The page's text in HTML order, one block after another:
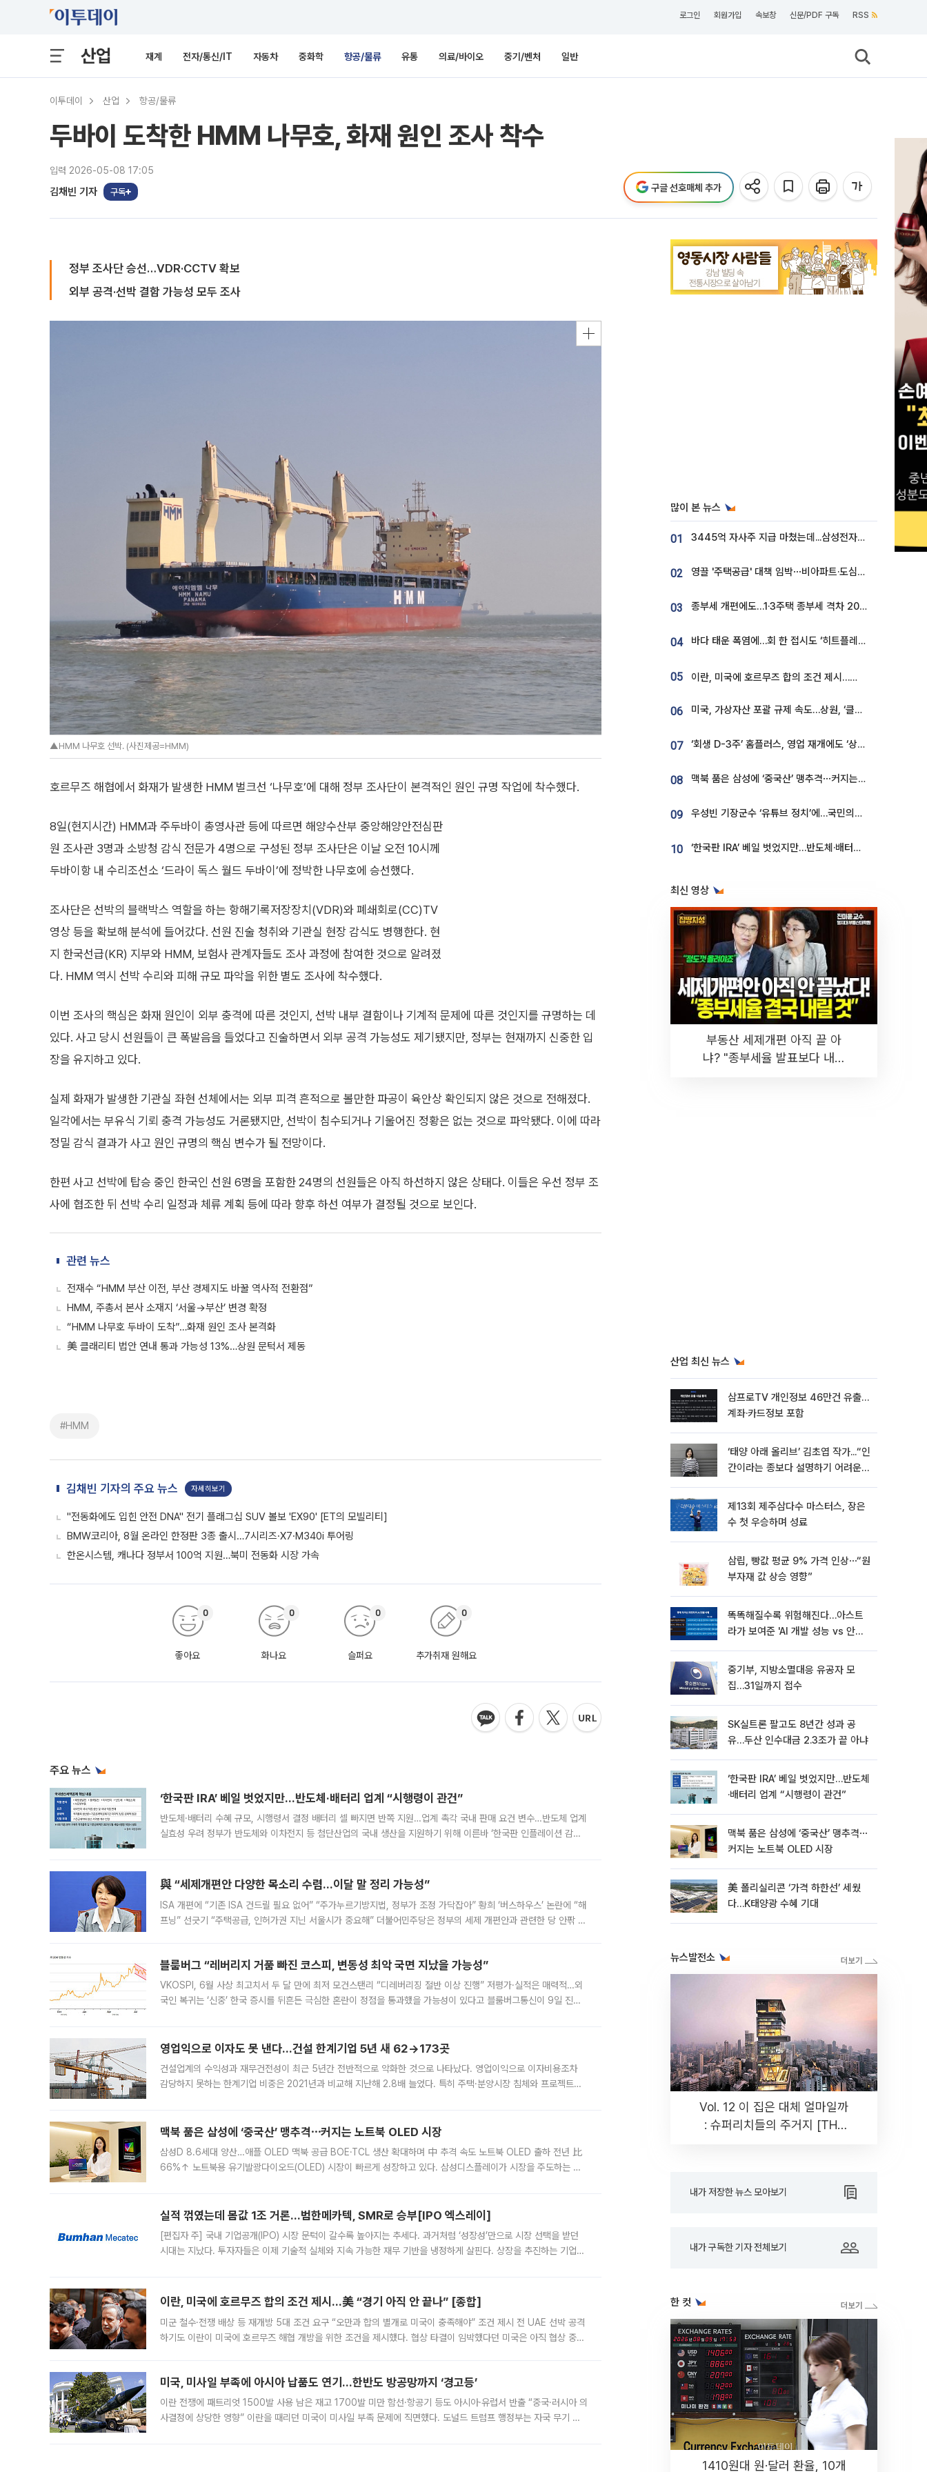
로그인 회원가입 속보창 신문/PDF 구독 RSS
산업 재계 전자/통신/IT 자동차 중화학 항공/물류 유통 의료/바이오 중기/벤처 일반
이투데이 산업 항공/물류
두바이 도착한 HMM 나무호, 화재 원인 조사 착수
입력 2026-05-08 17:05
김채빈 기자 구독 구글 선호매체 추가
정부 조사단 승선…VDR·CCTV 확보
외부 공격·선박 결함 가능성 모두 조사
▲HMM 나무호 선박. (사진제공=HMM)
호르무즈 해협에서 화재가 발생한 HMM 벌크선 ‘나무호’에 대해 정부 조사단이 본격적인 원인 규명 작업에 착수했다.
8일(현지시간) HMM과 주두바이 총영사관 등에 따르면 해양수산부 중앙해양안전심판
원 조사관 3명과 소방청 감식 전문가 4명으로 구성된 정부 조사단은 이날 오전 10시께
두바이항 내 수리조선소 ‘드라이 독스 월드 두바이’에 정박한 나무호에 승선했다.
조사단은 선박의 블랙박스 역할을 하는 항해기록저장장치(VDR)와 폐쇄회로(CC)TV
영상 등을 확보해 분석에 들어갔다. 선원 진술 청취와 기관실 현장 감식도 병행한다. 현
지 한국선급(KR) 지부와 HMM, 보험사 관계자들도 조사 과정에 참여한 것으로 알려졌
다. HMM 역시 선박 수리와 피해 규모 파악을 위한 별도 조사에 착수했다.
이번 조사의 핵심은 화재 원인이 외부 충격에 따른 것인지, 선박 내부 결함이나 기계적 문제에 따른 것인지를 규명하는 데
있다. 사고 당시 선원들이 큰 폭발음을 들었다고 진술하면서 외부 공격 가능성도 제기됐지만, 정부는 현재까지 신중한 입
장을 유지하고 있다.
실제 화재가 발생한 기관실 좌현 선체에서는 외부 피격 흔적으로 볼만한 파공이 육안상 확인되지 않은 것으로 전해졌다.
일각에서는 부유식 기뢰 충격 가능성도 거론됐지만, 선박이 침수되거나 기울어진 정황은 없는 것으로 파악됐다. 이에 따라
정밀 감식 결과가 사고 원인 규명의 핵심 변수가 될 전망이다.
한편 사고 선박에 탑승 중인 한국인 선원 6명을 포함한 24명의 선원들은 아직 하선하지 않은 상태다. 이들은 우선 정부 조
사에 협조한 뒤 선박 수리 일정과 체류 계획 등에 따라 향후 하선 여부가 결정될 것으로 보인다.
관련 뉴스
전재수 “HMM 부산 이전, 부산 경제지도 바꿀 역사적 전환점”
HMM, 주총서 본사 소재지 ‘서울→부산’ 변경 확정
“HMM 나무호 두바이 도착”…화재 원인 조사 본격화
美 클래리티 법안 연내 통과 가능성 13%…상원 문턱서 제동
#HMM
김채빈 기자의 주요 뉴스 자세히보기
"전동화에도 입힌 안전 DNA" 전기 플래그십 SUV 볼보 'EX90' [ET의 모빌리티]
BMW코리아, 8월 온라인 한정판 3종 출시…7시리즈·X7·M340i 투어링
한온시스템, 캐나다 정부서 100억 지원…북미 전동화 시장 가속
좋아요
0
화나요
0
슬퍼요
0
추가취재 원해요
0
주요 뉴스
‘한국판 IRA’ 베일 벗었지만…반도체·배터리 업계 “시행령이 관건”
반도체·배터리 수혜 규모, 시행령서 결정 배터리 셀 빠지면 반쪽 지원…업계 촉각 국내 판매 요건 변수…반도체 업계
실효성 우려 정부가 반도체와 이차전지 등 첨단산업의 국내 생산을 지원하기 위해 이른바 ‘한국판 인플레이션 감축
與 “세제개편안 다양한 목소리 수렴…이달 말 정리 가능성”
ISA 개편에 “기존 ISA 건드릴 필요 없어” “주가누르기방지법, 정부가 조정 가닥잡아” 황희 ‘버스하우스’ 논란에 “해
프닝” 선긋기 “주택공급, 인허가권 지닌 서울시가 중요해” 더불어민주당은 정부의 세제 개편안과 관련한 당 안팎 의
블룸버그 “레버리지 거품 빠진 코스피, 변동성 최악 국면 지났을 가능성”
VKOSPI, 6월 사상 최고치서 두 달 만에 최저 모건스탠리 “디레버리징 절반 이상 진행” 저평가·실적은 매력적…외
국인 복귀는 ‘신중’ 한국 증시를 뒤흔든 극심한 혼란이 정점을 통과했을 가능성이 있다고 블룸버그통신이 9일 진단
영업익으로 이자도 못 낸다…건설 한계기업 5년 새 62→173곳
건설업계의 수익성과 재무건전성이 최근 5년간 전반적으로 악화한 것으로 나타났다. 영업이익으로 이자비용조차
감당하지 못하는 한계기업 비중은 2021년과 비교해 지난해 2.8배 늘었다. 특히 주택·분양시장 침체와 프로젝트파
맥북 품은 삼성에 ‘중국산’ 맹추격⋯커지는 노트북 OLED 시장
삼성D 8.6세대 양산…애플 OLED 맥북 공급 BOE·TCL 생산 확대하며 中 추격 속도 노트북 OLED 출하 전년 比
66%↑ 노트북용 유기발광다이오드(OLED) 시장이 빠르게 성장하고 있다. 삼성디스플레이가 시장을 주도하는 가
실적 꺾였는데 몸값 1조 거론…범한메카텍, SMR로 승부[IPO 엑스레이]
[편집자 주] 국내 기업공개(IPO) 시장 문턱이 갈수록 높아지는 추세다. 과거처럼 ‘성장성’만으로 시장 선택을 받던
시대는 지났다. 투자자들은 이제 기술적 실체와 지속 가능한 재무 기반을 냉정하게 살핀다. 상장을 추진하는 기업들
이란, 미국에 호르무즈 합의 조건 제시…美 “경기 아직 안 끝나” [종합]
미군 철수·전쟁 배상 등 재개방 5대 조건 요구 “오만과 합의 별개로 미국이 충족해야” 조건 제시 전 UAE 선박 공격
하기도 이란이 미국에 호르무즈 해협 개방을 위한 조건을 제시했다. 협상 타결이 임박했다던 미국은 아직 협상 중이
미국, 미사일 부족에 아시아 납품도 연기…한반도 방공망까지 ‘경고등’
이란 전쟁에 패트리엇 1500발 사용 남은 재고 1700발 미만 함선·항공기 등도 아시아·유럽서 반출 “중국·러시아 의
사결정에 상당한 영향” 이란을 때리던 미국이 미사일 부족 문제에 직면했다. 도널드 트럼프 행정부는 자국 무기 공
많이 본 뉴스
01 3445억 자사주 지급 마쳤는데...삼성전자 DX노조, 뒤늦은 '떼쓰기 집회'
02 영끌 '주택공급' 대책 임박⋯비아파트·도심복합까지 총동원
03 종부세 개편에도…1·3주택 종부세 격차 2028년부터 확대
04 바다 태운 폭염에…회 한 접시도 ‘히트플레이션’
05 이란, 미국에 호르무즈 합의 조건 제시…美 “경기 아직 안 끝나” [종합]
06 미국, 가상자산 포괄 규제 속도…상원, ‘클래리티법’ 9월 절차투표 추진
07 ‘회생 D-3주’ 홈플러스, 영업 재개에도 ‘상품 공급망’ 복구가 생존 관건
08 맥북 품은 삼성에 ‘중국산’ 맹추격⋯커지는 노트북 OLED 시장
09 우성빈 기장군수 ‘유튜브 정치’에…국민의힘 군의원들 집단 반발
10 ‘한국판 IRA’ 베일 벗었지만…반도체·배터리 업계 “시행령이 관건”
최신 영상
부동산 세제개편 아직 끝 아
냐? "종부세율 발표보다 내릴
산업 최신 뉴스
삼프로TV 개인정보 46만건 유출…
계좌·카드정보 포함
‘태양 아래 올리브’ 김초엽 작가...“인
간이라는 종보다 설명하기 어려운
뷰]
제13회 제주삼다수 마스터스, 장은
수 첫 우승하며 성료
삼립, 빵값 평균 9% 가격 인상⋯“원
부자재 값 상승 영향”
똑똑해질수록 위험해진다…아스트
라가 보여준 'AI 개발 성능 vs 안전
중기부, 지방소멸대응 유공자 모
집…31일까지 접수
SK실트론 팔고도 8년간 성과 공
유…두산 인수대금 2.3조가 끝 아냐
‘한국판 IRA’ 베일 벗었지만…반도체
·배터리 업계 “시행령이 관건”
맥북 품은 삼성에 ‘중국산’ 맹추격⋯
커지는 노트북 OLED 시장
美 폴리실리콘 ‘가격 하한선’ 세웠
다…K태양광 수혜 기대
뉴스발전소
Vol. 12 이 집은 대체 얼마일까
: 슈퍼리치들의 주거지 [THE
내가 저장한 뉴스 모아보기
내가 구독한 기자 전체보기
한 컷
1410원대 원·달러 환율, 10개